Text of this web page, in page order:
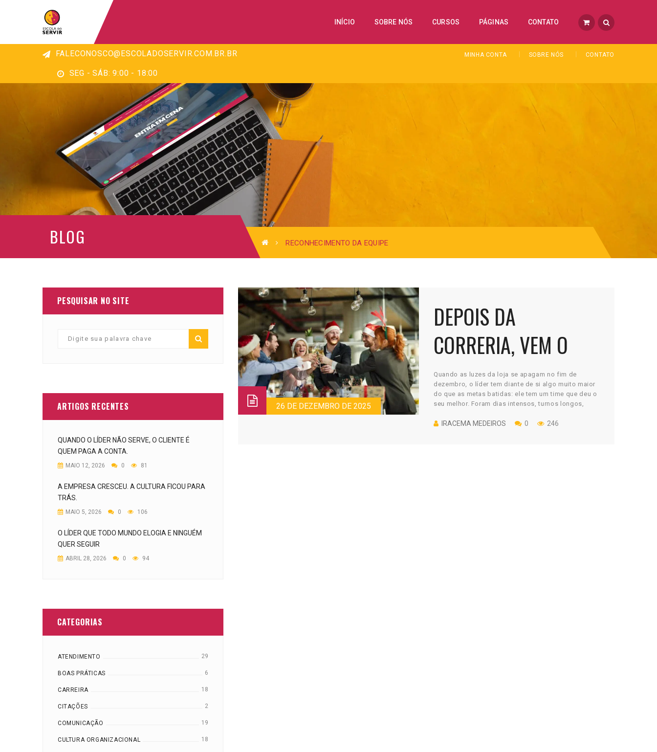
INÍCIO SOBRE NÓS CURSOS PÁGINAS CONTATO
FALECONOSCO@ESCOLADOSERVIR.COM.BR.BR
SEG - SÁB: 9:00 - 18:00
MINHA CONTA SOBRE NÓS CONTATO
BLOG RECONHECIMENTO DA EQUIPE
PESQUISAR NO SITE
ARTIGOS RECENTES
QUANDO O LÍDER NÃO SERVE, O CLIENTE É
QUEM PAGA A CONTA.
MAIO 12, 2026 0 81
A EMPRESA CRESCEU. A CULTURA FICOU PARA
TRÁS.
MAIO 5, 2026 0 106
O LÍDER QUE TODO MUNDO ELOGIA E NINGUÉM
QUER SEGUIR
ABRIL 28, 2026 0 94
CATEGORIAS
ATENDIMENTO 29
BOAS PRÁTICAS 6
CARREIRA 18
CITAÇÕES 2
COMUNICAÇÃO 19
CULTURA ORGANIZACIONAL 18
26 DE DEZEMBRO DE 2025
DEPOIS DA
CORRERIA, VEM O
ORGULHO: CELEBRE
SEU TIME
Quando as luzes da loja se apagam no fim de
dezembro, o líder tem diante de si algo muito maior
do que as metas batidas: ele tem um time que deu o
seu melhor. Foram dias intensos, turnos longos,
Por isso, depois da correria, vem a hora mais
IRACEMA MEDEIROS 0 246